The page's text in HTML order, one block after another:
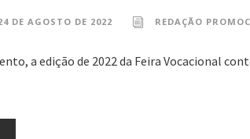
DE AGOSTO DE 2022 REDAÇÃO
a edição de 2022 da Feira Vocacional